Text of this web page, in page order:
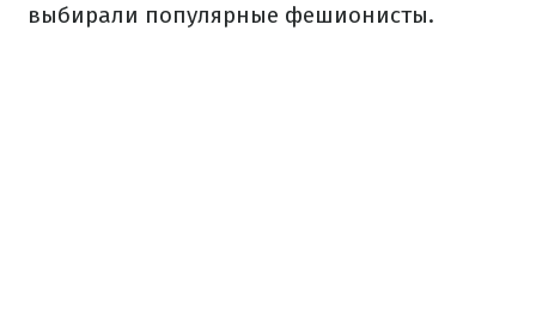
выбирали популярные фешионисты.